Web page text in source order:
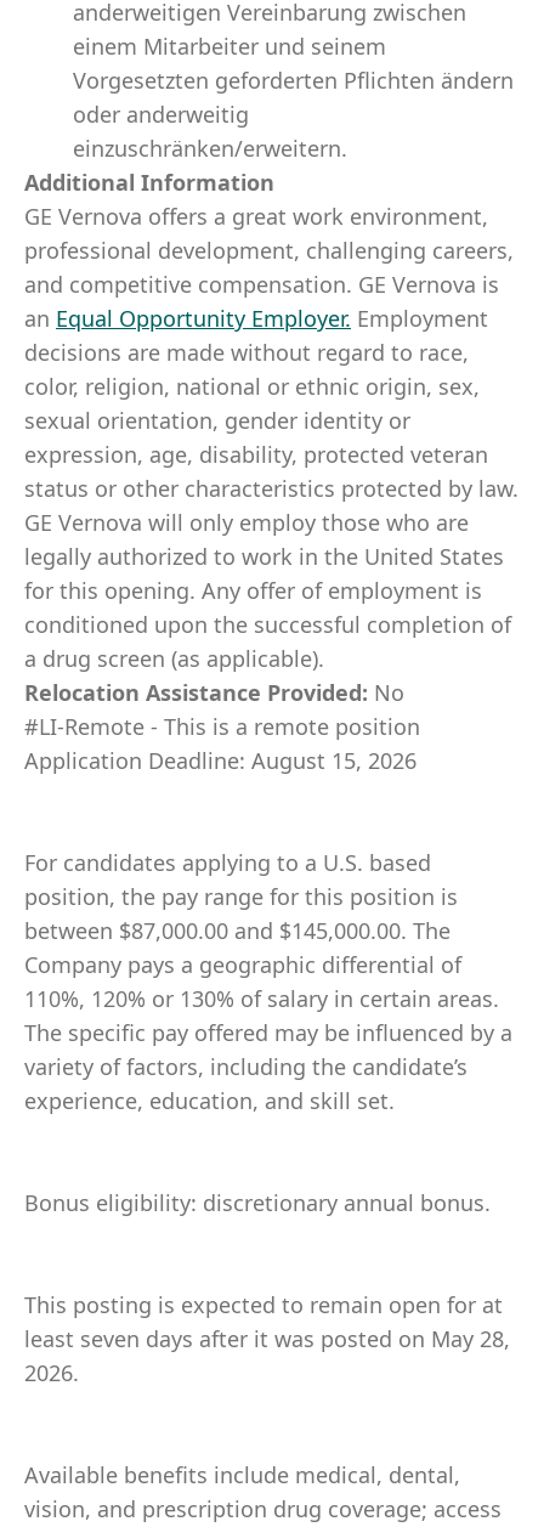
anderweitigen Vereinbarung zwischen
einem Mitarbeiter und seinem
Vorgesetzten geforderten Pflichten ändern
oder anderweitig
einzuschränken/erweitern.
Additional Information
GE Vernova offers a great work environment,
professional development, challenging careers,
and competitive compensation. GE Vernova is
an Equal Opportunity Employer. Employment
decisions are made without regard to race,
color, religion, national or ethnic origin, sex,
sexual orientation, gender identity or
expression, age, disability, protected veteran
status or other characteristics protected by law.
GE Vernova will only employ those who are
legally authorized to work in the United States
for this opening. Any offer of employment is
conditioned upon the successful completion of
a drug screen (as applicable).
Relocation Assistance Provided: No
#LI-Remote - This is a remote position
Application Deadline: August 15, 2026
For candidates applying to a U.S. based
position, the pay range for this position is
between $87,000.00 and $145,000.00. The
Company pays a geographic differential of
110%, 120% or 130% of salary in certain areas.
The specific pay offered may be influenced by a
variety of factors, including the candidate’s
experience, education, and skill set.
Bonus eligibility: discretionary annual bonus.
This posting is expected to remain open for at
least seven days after it was posted on May 28,
2026.
Available benefits include medical, dental,
vision, and prescription drug coverage; access